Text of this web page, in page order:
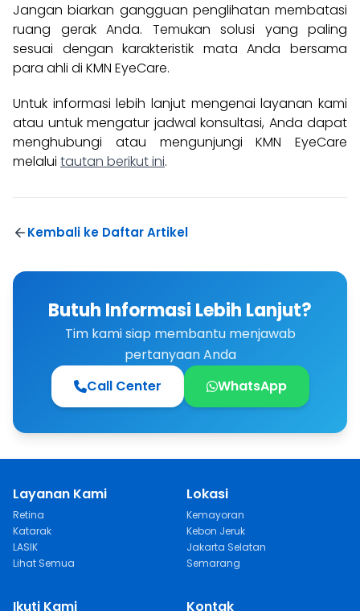
Jangan biarkan gangguan penglihatan membatasi
ruang gerak Anda. Temukan solusi yang paling
sesuai dengan karakteristik mata Anda bersama
para ahli di KMN EyeCare.
Untuk informasi lebih lanjut mengenai layanan kami
atau untuk mengatur jadwal konsultasi, Anda dapat
menghubungi atau mengunjungi KMN EyeCare
melalui tautan berikut ini.
Kembali ke Daftar Artikel
Butuh Informasi Lebih Lanjut?
Tim kami siap membantu menjawab
pertanyaan Anda
Call Center
WhatsApp
Layanan Kami
Retina
Katarak
LASIK
Lihat Semua
Lokasi
Kemayoran
Kebon Jeruk
Jakarta Selatan
Semarang
Ikuti Kami Kontak